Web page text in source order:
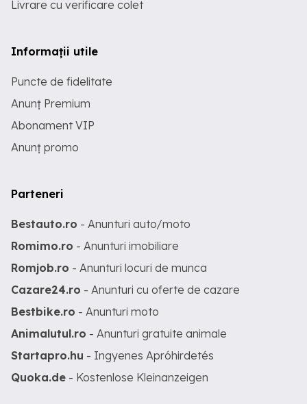
Livrare cu verificare colet
Informații utile
Puncte de fidelitate
Anunț Premium
Abonament VIP
Anunț promo
Parteneri
Bestauto.ro - Anunturi auto/moto
Romimo.ro - Anunturi imobiliare
Romjob.ro - Anunturi locuri de munca
Cazare24.ro - Anunturi cu oferte de cazare
Bestbike.ro - Anunturi moto
Animalutul.ro - Anunturi gratuite animale
Startapro.hu - Ingyenes Apróhirdetés
Quoka.de - Kostenlose Kleinanzeigen